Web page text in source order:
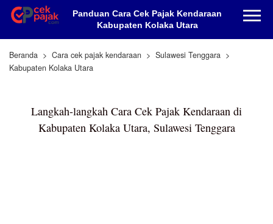
Panduan Cara Cek Pajak Kendaraan
Kabupaten Kolaka Utara
Beranda Cara cek pajak kendaraan
Sulawesi Tenggara
Kabupaten Kolaka Utara
Langkah-langkah Cara Cek Pajak Kendaraan di
Kabupaten Kolaka Utara, Sulawesi Tenggara